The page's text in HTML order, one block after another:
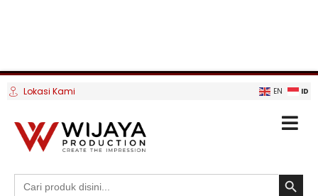
Lokasi Kami EN ID
Search
for:
SEARCH